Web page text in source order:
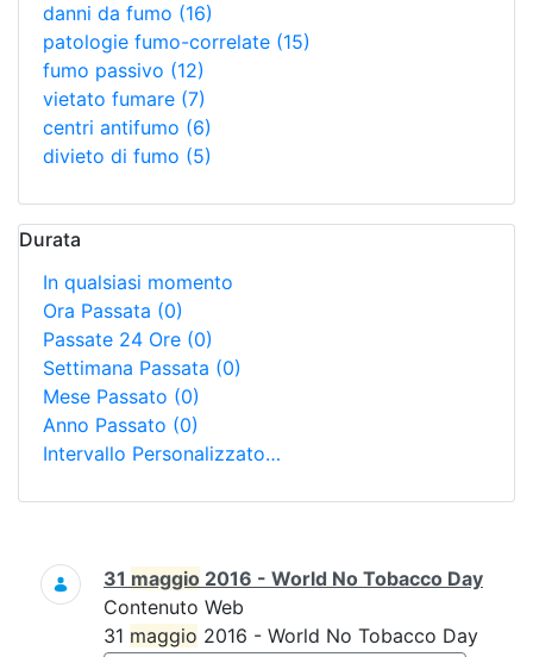
danni da fumo (16)
patologie fumo-correlate (15)
fumo passivo (12)
vietato fumare (7)
centri antifumo (6)
divieto di fumo (5)
Durata
In qualsiasi momento
Ora Passata (0)
Passate 24 Ore (0)
Settimana Passata (0)
Mese Passato (0)
Anno Passato (0)
Intervallo Personalizzato…
Ricerca
31 maggio 2016 - World No Tobacco Day
Contenuto Web
31 maggio 2016 - World No Tobacco Day